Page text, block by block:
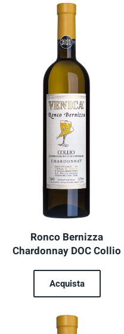
Ronco Bernizza
Chardonnay DOC Collio
Acquista